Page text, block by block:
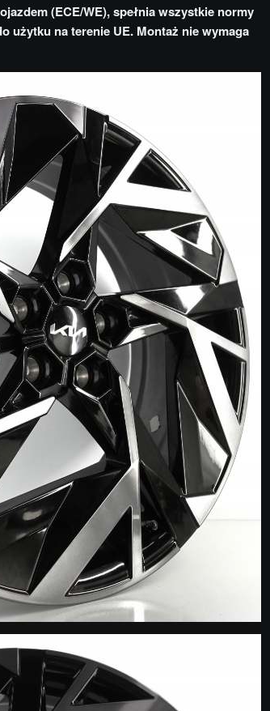
(ECE/WE), spełnia wszystkie normy
użytku na terenie UE. Montaż nie wymaga